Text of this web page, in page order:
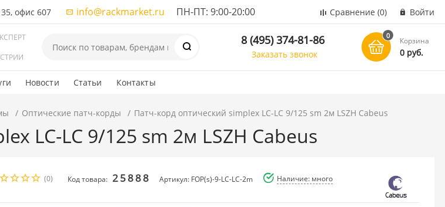
офис 607 info@rackmarket.ru ПН-ПТ: 9:00-20:00 Сравнение (0) Войти
8 (495) 374-81-86
Заказать звонок
0
Корзина
0 руб.
Новости Статьи Контакты
Оптические патч-корды Патч-корд оптический simplex LC-LC 9/125 sm 2м LSZH Cabeus
LC-LC 9/125 sm 2м LSZH Cabeus
(0) Код товара: 25888 Артикул: FOP(s)-9-LC-LC-2m Наличие: много